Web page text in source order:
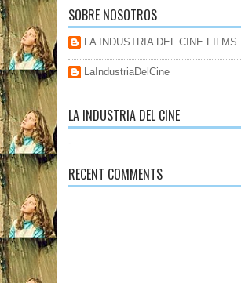
SOBRE NOSOTROS
LA INDUSTRIA DEL CINE FILMS
LaIndustriaDelCine
LA INDUSTRIA DEL CINE
-
RECENT COMMENTS